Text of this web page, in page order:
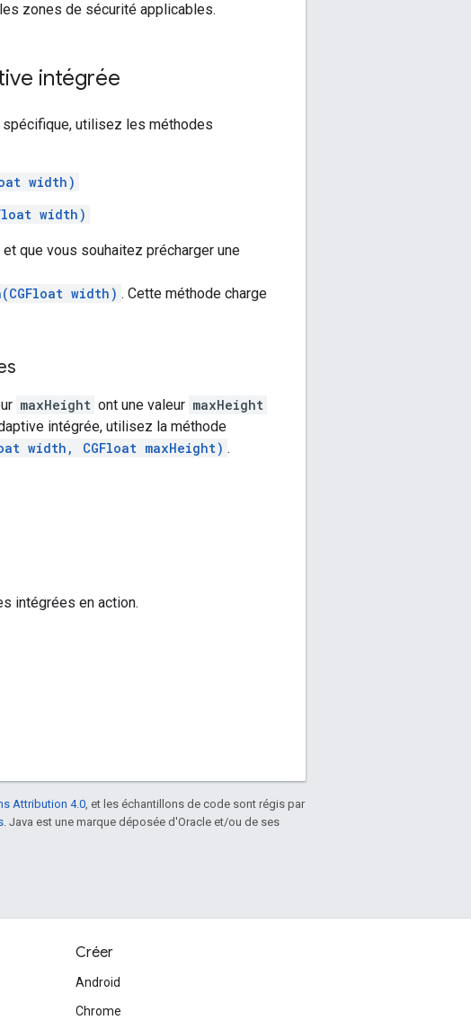
zones de sécurité applicables.
intégrée
spécifique, utilisez les méthodes
width)
width)
que vous souhaitez précharger une
width) . Cette méthode charge
maxHeight ont une valeur maxHeight
intégrée, utilisez la méthode
width, CGFloat maxHeight) .
intégrées en action.
Attribution 4.0, et les échantillons de code sont régis par
. Java est une marque déposée d'Oracle et/ou de ses
Créer
Android
Chrome